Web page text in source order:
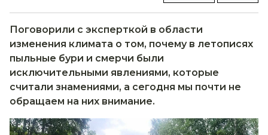
Поговорили с эксперткой в области
изменения климата о том, почему в летописях
пыльные бури и смерчи были
исключительными явлениями, которые
считали знамениями, а сегодня мы почти не
обращаем на них внимание.